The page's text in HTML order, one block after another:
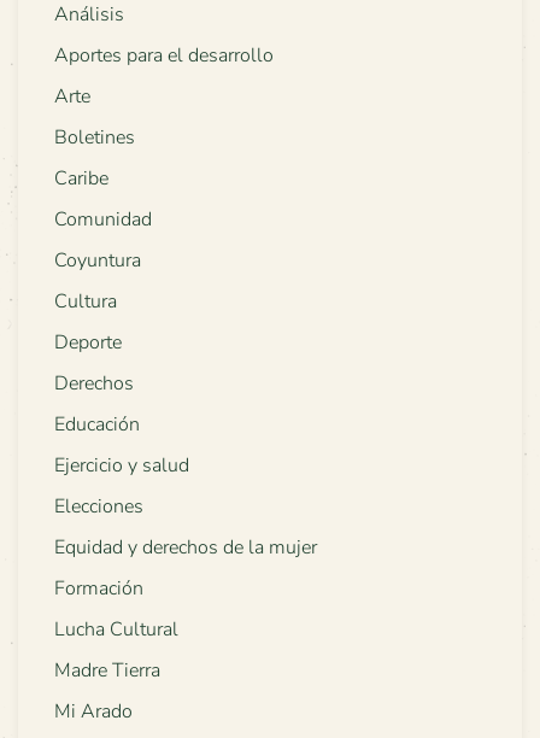
Análisis
Aportes para el desarrollo
Arte
Boletines
Caribe
Comunidad
Coyuntura
Cultura
Deporte
Derechos
Educación
Ejercicio y salud
Elecciones
Equidad y derechos de la mujer
Formación
Lucha Cultural
Madre Tierra
Mi Arado